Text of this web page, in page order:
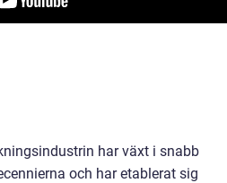
har växt i snabb
och har etablerat sig